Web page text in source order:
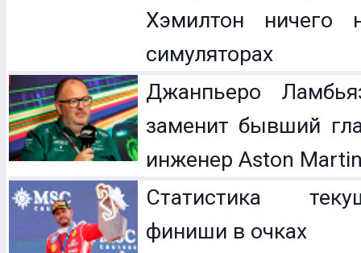
Хэмилтон ничего
симуляторах
Джанпьеро
заменит бывший
инженер Aston
Статистика
финиши в очках